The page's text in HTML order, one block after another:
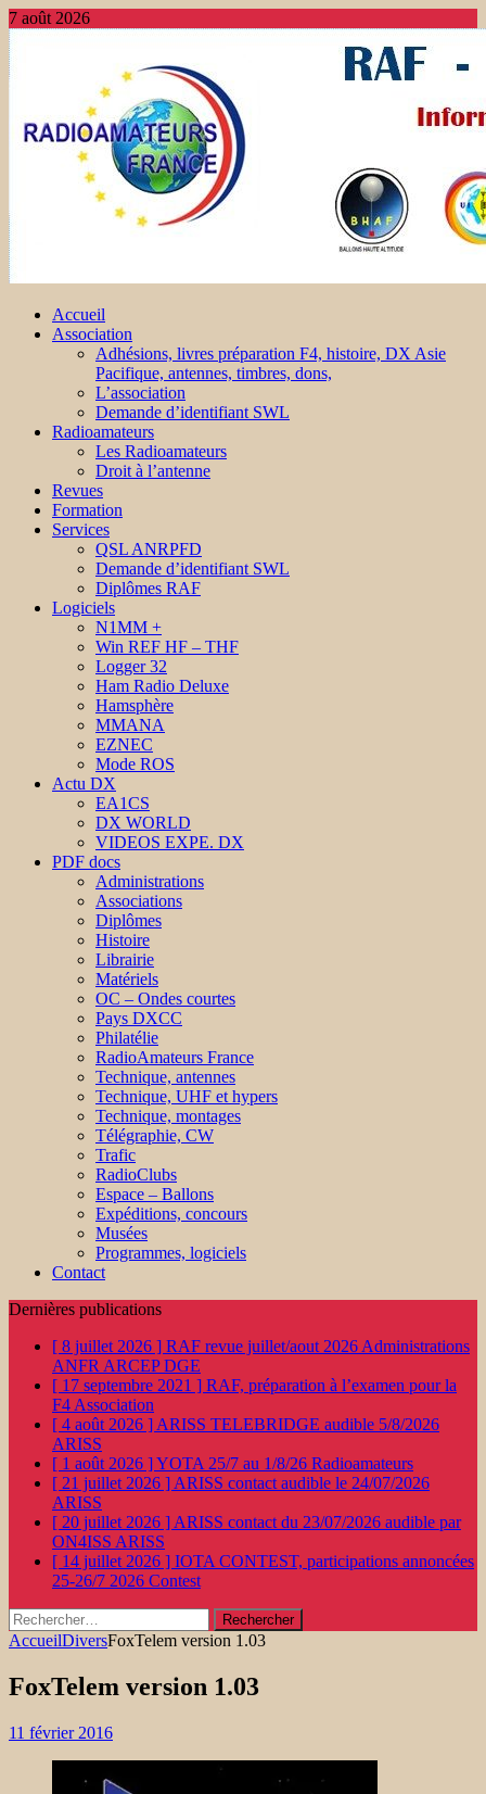
7 août 2026
Accueil
Association
Adhésions, livres préparation F4, histoire, DX Asie
Pacifique, antennes, timbres, dons,
L’association
Demande d’identifiant SWL
Radioamateurs
Les Radioamateurs
Droit à l’antenne
Revues
Formation
Services
QSL ANRPFD
Demande d’identifiant SWL
Diplômes RAF
Logiciels
N1MM +
Win REF HF – THF
Logger 32
Ham Radio Deluxe
Hamsphère
MMANA
EZNEC
Mode ROS
Actu DX
EA1CS
DX WORLD
VIDEOS EXPE. DX
PDF docs
Administrations
Associations
Diplômes
Histoire
Librairie
Matériels
OC – Ondes courtes
Pays DXCC
Philatélie
RadioAmateurs France
Technique, antennes
Technique, UHF et hypers
Technique, montages
Télégraphie, CW
Trafic
RadioClubs
Espace – Ballons
Expéditions, concours
Musées
Programmes, logiciels
Contact
Dernières publications
[ 8 juillet 2026 ] RAF revue juillet/aout 2026 Administrations
ANFR ARCEP DGE
[ 17 septembre 2021 ] RAF, préparation à l’examen pour la
F4 Association
[ 4 août 2026 ] ARISS TELEBRIDGE audible 5/8/2026
ARISS
[ 1 août 2026 ]YOTA 25/7 au 1/8/26 Radioamateurs
[ 21 juillet 2026 ] ARISS contact audible le 24/07/2026
ARISS
[ 20 juillet 2026 ] ARISS contact du 23/07/2026 audible par
ON4ISS ARISS
[ 14 juillet 2026 ] IOTA CONTEST, participations annoncées
25-26/7 2026 Contest
Rechercher :
AccueilDiversFoxTelem version 1.03
FoxTelem version 1.03
11 février 2016